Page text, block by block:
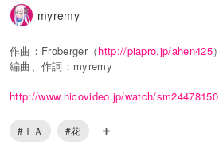
myremy
作曲：Froberger（http://piapro.jp/ahen425）
編曲、作詞：myremy
http://www.nicovideo.jp/watch/sm24478150
#ＩＡ #花